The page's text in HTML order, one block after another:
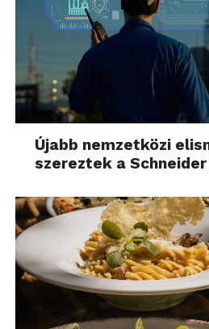
Újabb nemzetközi
szereztek a